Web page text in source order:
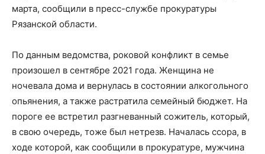
марта, сообщили в пресс-службе прокуратуры
Рязанской области.
По данным ведомства, роковой конфликт в семье
произошел в сентябре 2021 года. Женщина не
ночевала дома и вернулась в состоянии алкогольного
опьянения, а также растратила семейный бюджет. На
пороге ее встретил разгневанный сожитель, который,
в свою очередь, тоже был нетрезв. Началась ссора, в
ходе которой, как сообщили в прокуратуре, мужчина